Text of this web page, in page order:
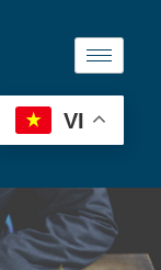
VI